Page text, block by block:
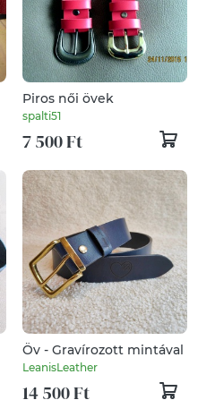
Piros női övek
spalti51
7 500 Ft
Öv - Gravírozott mintával
LeanisLeather
14 500 Ft